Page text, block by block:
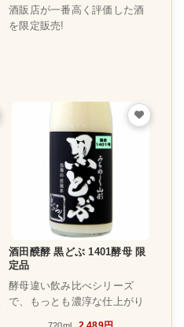
酒販店が一番高く評価した酒
を限定販売!
酒田醗酵 黒どぶ 1401酵母 限
定品
酵母違い飲み比べシリーズ
で、もっとも濃淳な仕上がり
2,489円